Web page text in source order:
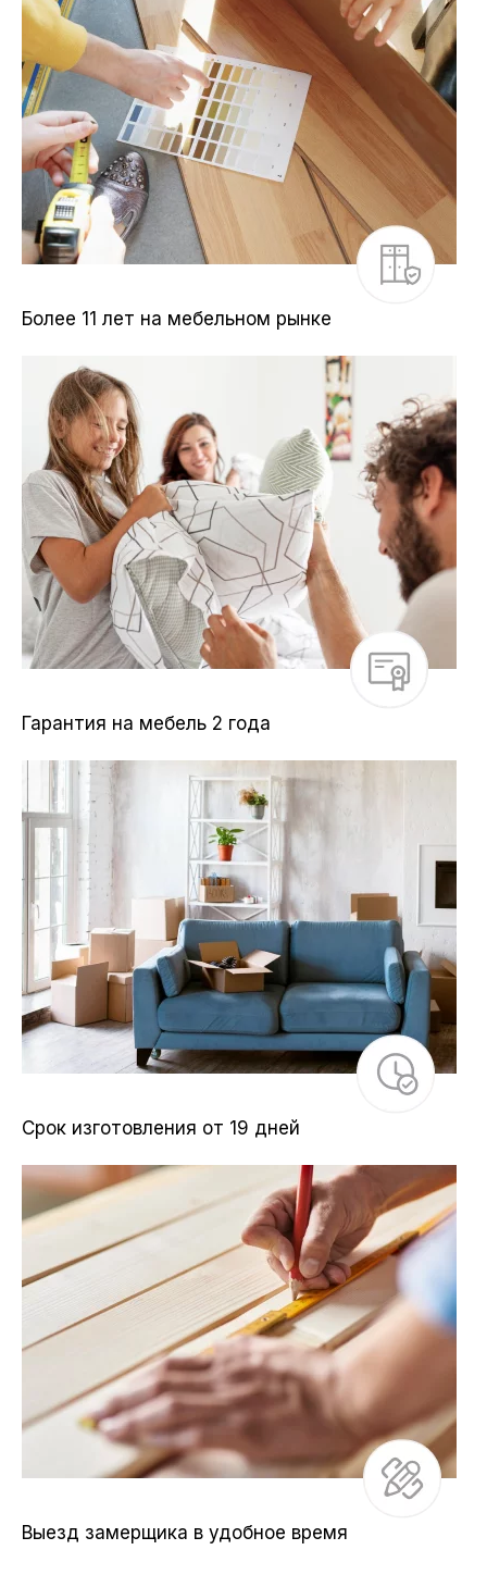
Более 11 лет на мебельном рынке
Гарантия на мебель 2 года
Срок изготовления от 19 дней
Выезд замерщика в удобное время